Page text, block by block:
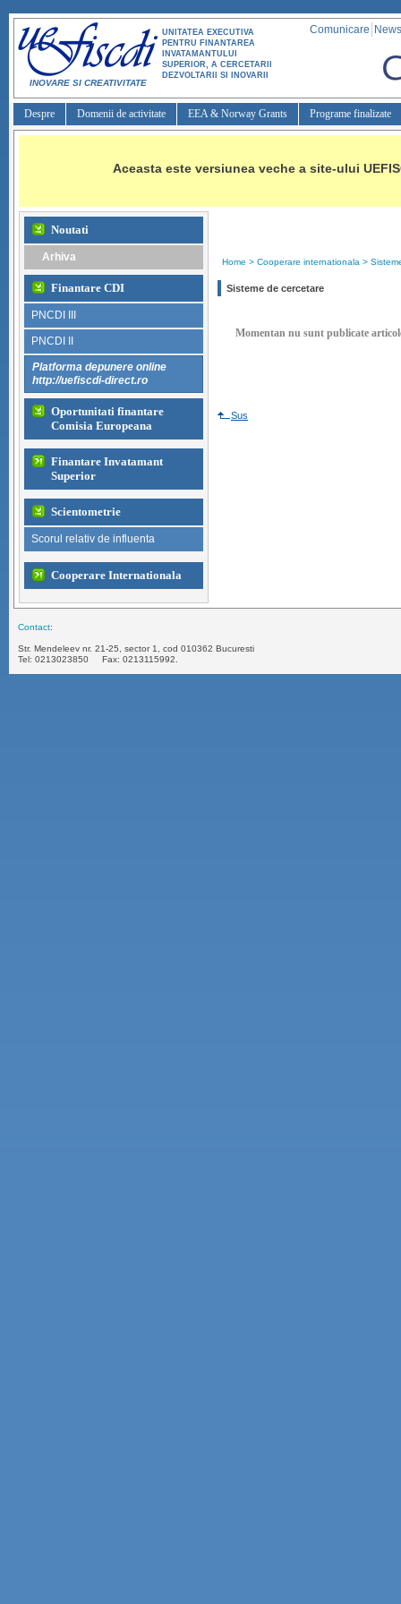
INOVARE SI CREATIVITATE
UNITATEA EXECUTIVA
PENTRU FINANTAREA
INVATAMANTULUI
SUPERIOR, A CERCETARII
DEZVOLTARII SI INOVARII
Comunicare
Despre Domenii de activitate EEA & Norway Grants Programe finalizate
Aceasta este versiunea veche a site-ului
Noutati
Arhiva
Finantare CDI
PNCDI III
PNCDI II
Platforma depunere online
http://uefiscdi-direct.ro
Oportunitati finantare
Comisia Europeana
Finantare Invatamant
Superior
Scientometrie
Scorul relativ de influenta
Cooperare Internationala
Home > Cooperare internationala >
Sisteme de cercetare
Momentan nu sunt publicate
Sus
Contact:
Str. Mendeleev nr. 21-25, sector 1, cod 010362 Bucuresti
Tel: 0213023850 Fax: 0213115992.